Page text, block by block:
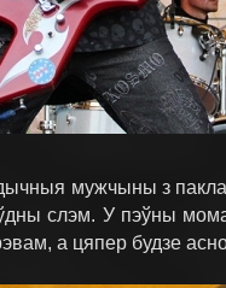
мужчыны з
слэм. У пэўны
а цяпер будзе